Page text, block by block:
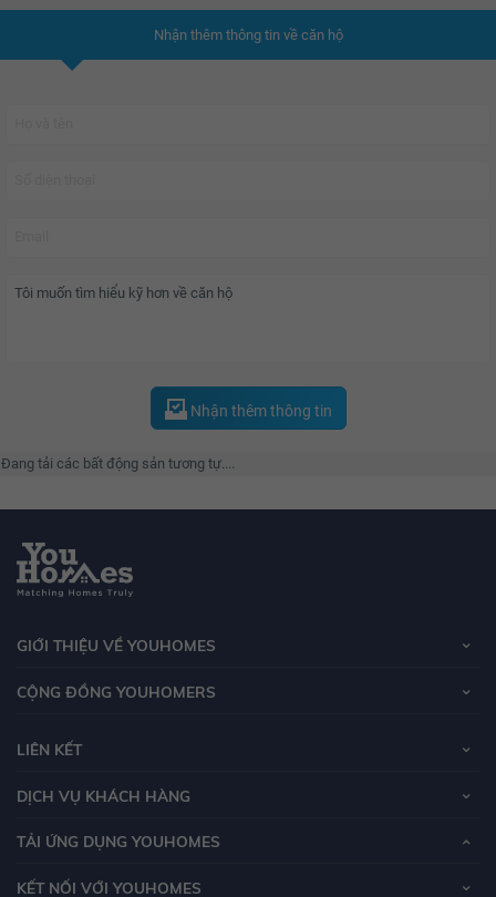
Nhận thêm thông tin về căn hộ
Nhận thêm thông tin
tải các bất động sản tương tự....
GIỚI THIỆU VỀ YOUHOMES
CỘNG ĐỒNG YOUHOMERS
LIÊN KẾT
DỊCH VỤ KHÁCH HÀNG
TẢI ỨNG DỤNG YOUHOMES
KẾT NỐI VỚI YOUHOMES